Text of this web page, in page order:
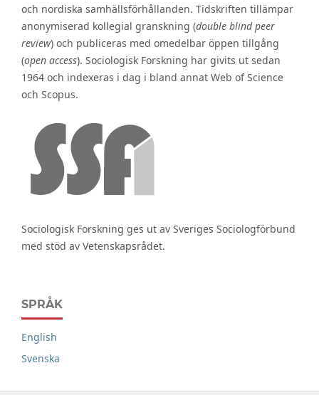
och nordiska samhällsförhållanden. Tidskriften tillämpar
anonymiserad kollegial granskning (double blind peer
review) och publiceras med omedelbar öppen tillgång
(open access). Sociologisk Forskning har givits ut sedan
1964 och indexeras i dag i bland annat Web of Science
och Scopus.
Sociologisk Forskning ges ut av Sveriges Sociologförbund
med stöd av Vetenskapsrådet.
SPRÅK
English
Svenska